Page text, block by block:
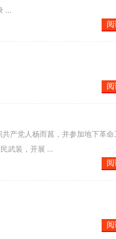
...
产党人杨而菖，并参加地下革命
武装，开展 ...